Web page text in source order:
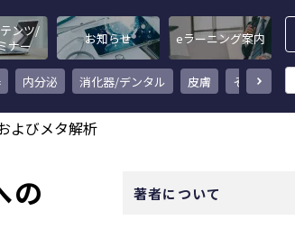
ンツ/
ナー
お知らせ eラーニング案内
内分泌 消化器/デンタル 皮膚 その他
よびメタ解析
の
著者について